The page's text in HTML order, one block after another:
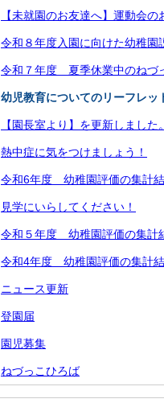
【未就園のお友達へ】運動会の
令和８年度入園に向けた幼稚園
令和７年度 夏季休業中のねづ
幼児教育についてのリーフレッ
【園長室より】を更新しました。
熱中症に気をつけましょう！
令和6年度 幼稚園評価の集計
見学にいらしてください！
令和５年度 幼稚園評価の集計
令和4年度 幼稚園評価の集計
ニュース更新
登園届
園児募集
ねづっこひろば